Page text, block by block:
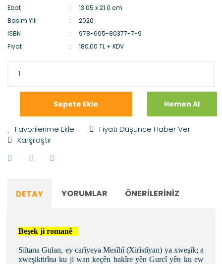
Ebat
13.05 x 21.0 cm
Basım Yılı
2020
ISBN
978-605-80377-7-9
Fiyat
180,00 TL + KDV
Sepete Ekle Hemen Al
Fiyatı Düşünce Haber Ver
Karşılaştır
DETAY YORUMLAR ÖNERILERINIZ
Beşek ji romanê
Siltana Gulan, ey carîyeya Mesîhî (Xirîstîyan) ya xweşik; a
xweşiktirîna ku ji wan keçên bakîre yên Gurcî yên ku ew